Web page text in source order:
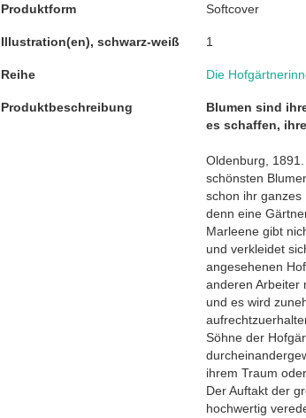
Produktform Softcover
Illustration(en), schwarz-weiß 1
Reihe Die
Produktbeschreibung
Blumen sind
es schaffen,
Oldenburg,
schönsten
schon ihr ganzes
denn eine
Marleene gibt
und verkleidet
angesehenen
anderen Arbeiter
und es wird
Söhne der
ihrem Traum
Der Auftakt der
hochwertig